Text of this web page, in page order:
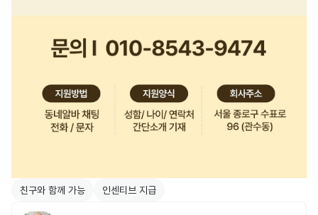
친구와 함께 가능 인센티브 지급